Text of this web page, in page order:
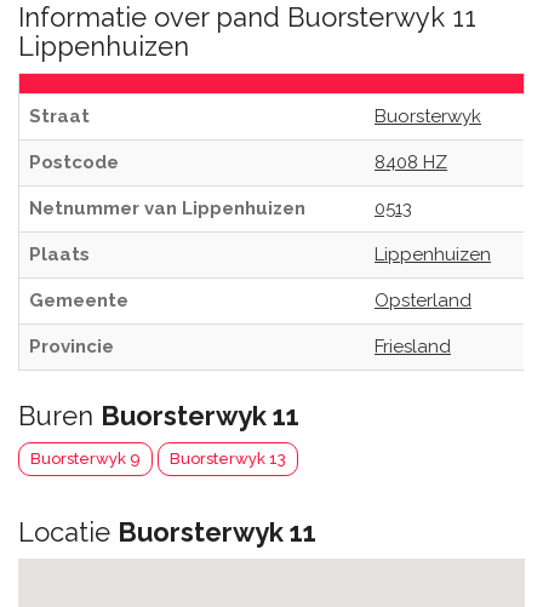
Informatie over pand Buorsterwyk 11
Lippenhuizen
Straat Buorsterwyk
Postcode 8408 HZ
Netnummer van Lippenhuizen 0513
Plaats Lippenhuizen
Gemeente Opsterland
Provincie Friesland
Buren Buorsterwyk 11
Buorsterwyk 9 Buorsterwyk 13
Locatie Buorsterwyk 11